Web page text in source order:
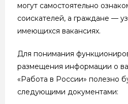
могут самостоятельно
соискателей, а граждане —
имеющихся вакансиях.
Для понимания
размещения информации о
«Работа в России» полезно
следующими документами: